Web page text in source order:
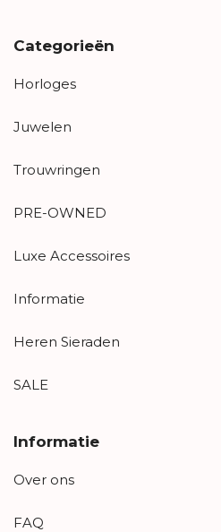
Categorieën
Horloges
Juwelen
Trouwringen
PRE-OWNED
Luxe Accessoires
Informatie
Heren Sieraden
SALE
Informatie
Over ons
FAQ